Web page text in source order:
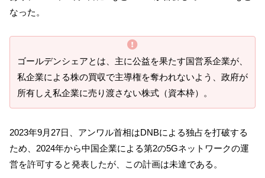
なった。
ゴールデンシェアとは、主に公益を果たす国営系企業が、
私企業による株の買収で主導権を奪われないよう、政府が
所有しえ私企業に売り渡さない株式（資本枠）。
2023年9月27日、アンワル首相はDNBによる独占を打破する
ため、2024年から中国企業による第2の5Gネットワークの運
営を許可すると発表したが、この計画は未達である。